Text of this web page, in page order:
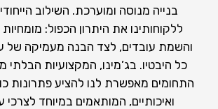
בנייה מנוסה ומוערכת. השילוב
ללקוחותינו את היתרון הכפול:
והשמת עובדים, לצד הבנה מעמיקה של
כל היבטיו. בג’מינו, המקצועיות
התחומים מאפשרת לנו להציע פתרונות
ואיכותיים, המותאמים במיוחד לצרכי